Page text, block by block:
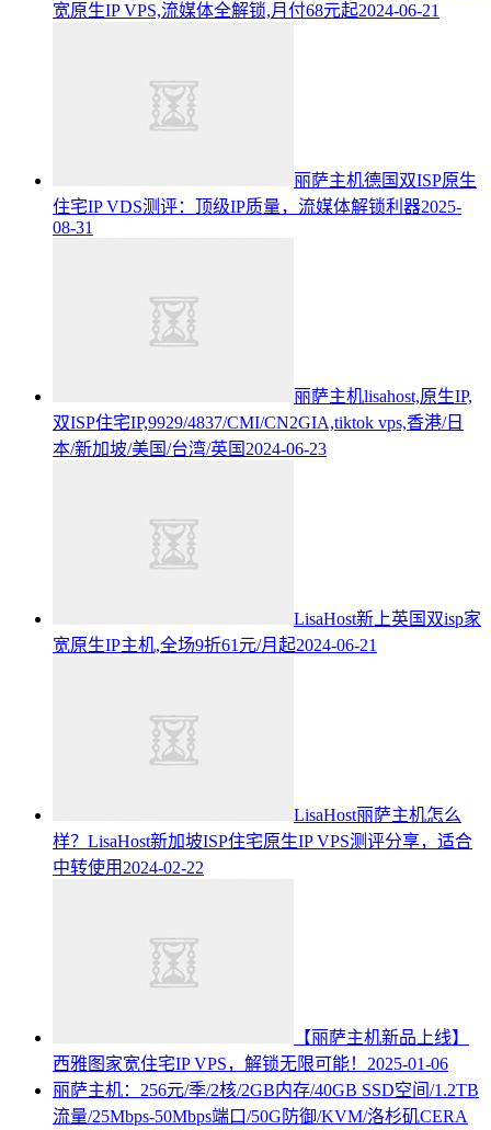
宽原生IP VPS,流媒体全解锁,月付68元起2024-06-21
丽萨主机德国双ISP原生
住宅IP VDS测评：顶级IP质量，流媒体解锁利器2025-
08-31
丽萨主机lisahost,原生IP,
双ISP住宅IP,9929/4837/CMI/CN2GIA,tiktok vps,香港/日
本/新加坡/美国/台湾/英国 2024-06-23
LisaHost新上英国双isp家
宽原生IP主机,全场9折61元/月起2024-06-21
LisaHost丽萨主机怎么
样？LisaHost新加坡ISP住宅原生IP VPS测评分享，适合
中转使用 2024-02-22
【丽萨主机新品上线】
西雅图家宽住宅IP VPS，解锁无限可能！ 2025-01-06
丽萨主机：256元/季/2核/2GB内存/40GB SSD空间/1.2TB
流量/25Mbps-50Mbps端口/50G防御/KVM/洛杉矶CERA